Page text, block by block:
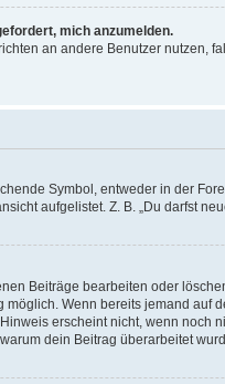
mich anzumelden.
an andere Benutzer
Symbol, entweder in der
aufgelistet. Z. B. „Du darfst
Beiträge bearbeiten oder
Wenn bereits jemand
erscheint nicht, wenn
dein Beitrag überarbeitet